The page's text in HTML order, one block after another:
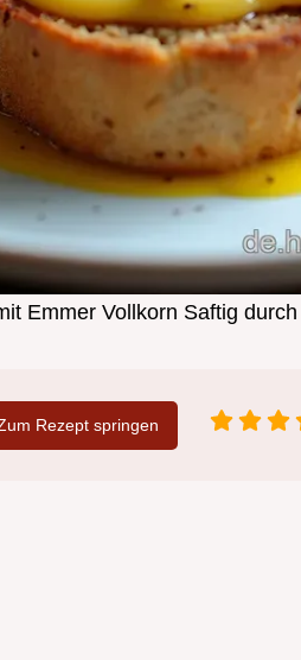
Emmer Vollkorn Saftig
Rezept springen